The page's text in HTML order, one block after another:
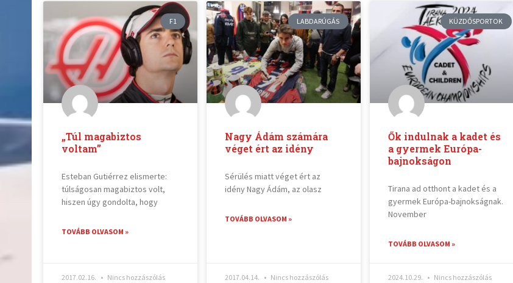
F1
„Túl magabiztos
voltam”
Esteban Gutiérrez elismerte:
túlságosan magabiztos volt,
hiszen úgy gondolta, hogy
TOVÁBB OLVASOM »
2017.02.16. Nincs hozzászólás
LABDARÚGÁS
Nagy Ádám számára
véget ért az idény
Sérülés miatt véget ért az
idény Nagy Ádám, az olasz
TOVÁBB OLVASOM »
2017.04.14. Nincs hozzászólás
KÜZDŐSPORTOK
Ők indulnak a kadet és
a gyermek Európa-
bajnokságon
Tirana ad otthont a kadet és a
gyermek Európa-bajnokságnak.
November
TOVÁBB OLVASOM »
2024.10.29. Nincs hozzászólás